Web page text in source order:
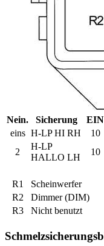
Nein. Sicherung EIN
eins H-LP HI RH 10
2
H-LP
HALLO LH
10
R1
Scheinwerfer
R2
Dimmer (DIM)
R3
Nicht benutzt